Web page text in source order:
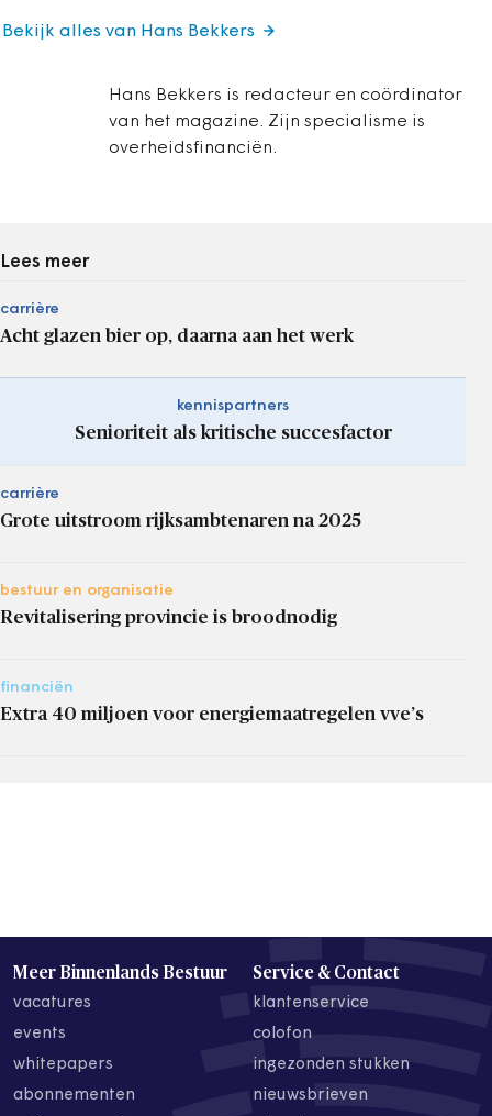
Hans Bekkers is redacteur en coördinator
van het magazine. Zijn specialisme is
overheidsfinanciën.
Bekijk alles van Hans Bekkers
Lees meer
carrière
Acht glazen bier op, daarna aan het werk
kennispartners
Senioriteit als kritische succesfactor
carrière
Grote uitstroom rijksambtenaren na 2025
bestuur en organisatie
Revitalisering provincie is broodnodig
financiën
Extra 40 miljoen voor energiemaatregelen vve’s
Meer Binnenlands Bestuur
vacatures
events
whitepapers
abonnementen
Service & Contact
klantenservice
colofon
ingezonden stukken
nieuwsbrieven